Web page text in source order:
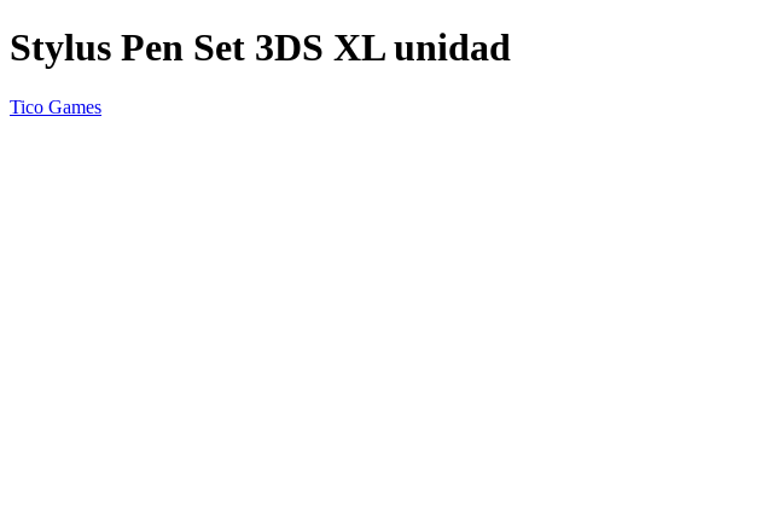
Stylus Pen Set 3DS XL unidad
Tico Games